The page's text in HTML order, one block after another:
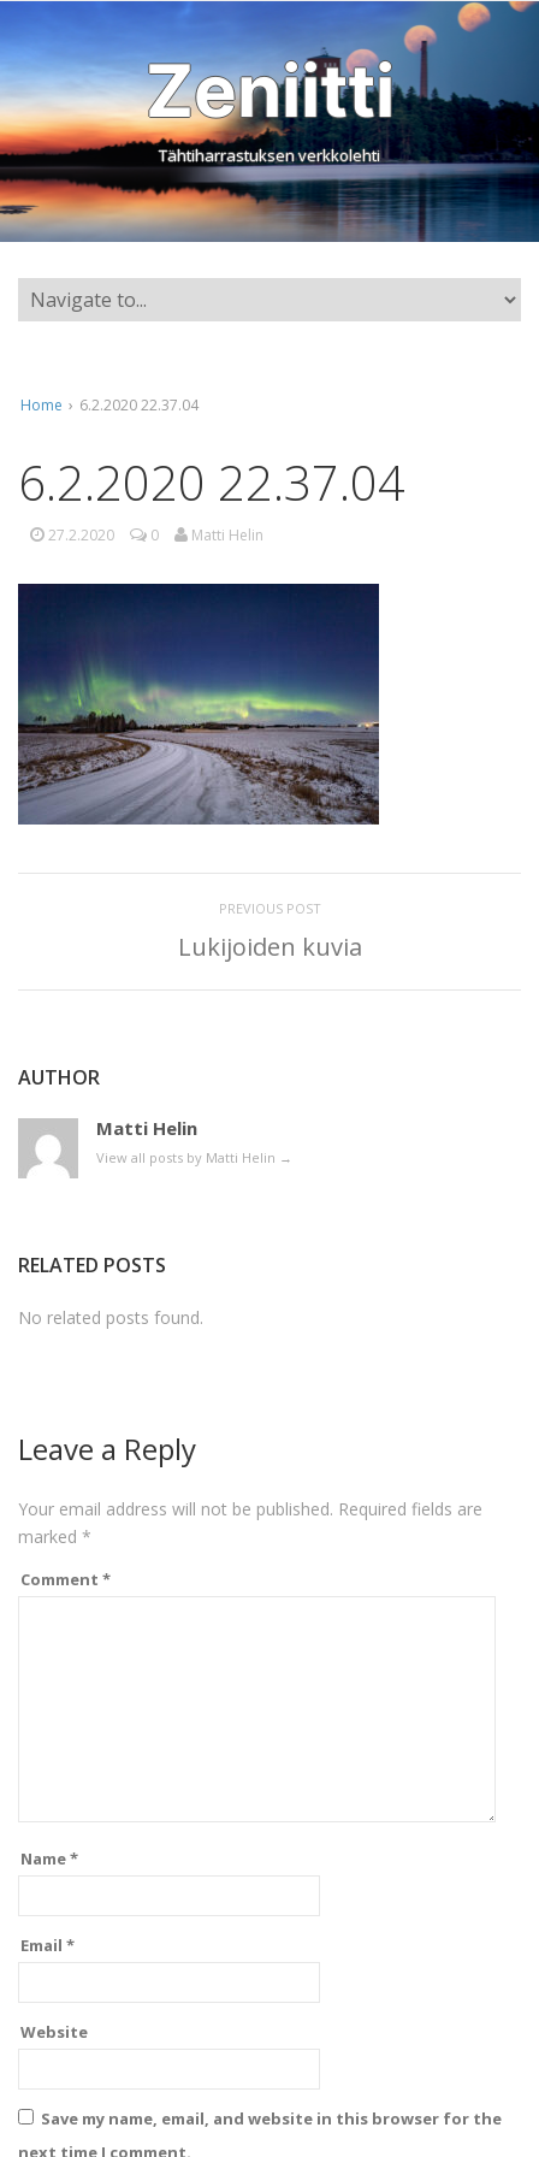
Zeniitti
Tähtiharrastuksen verkkolehti
Home › 6.2.2020 22.37.04
6.2.2020 22.37.04
27.2.2020 0 Matti Helin
PREVIOUS POST
Lukijoiden kuvia
AUTHOR
Matti Helin
View all posts by Matti Helin →
RELATED POSTS
No related posts found.
Leave a Reply
Your email address will not be published. Required fields are
marked *
Comment *
Name*
Email *
Website
Save my name, email, and website in this browser for the
next time I comment.